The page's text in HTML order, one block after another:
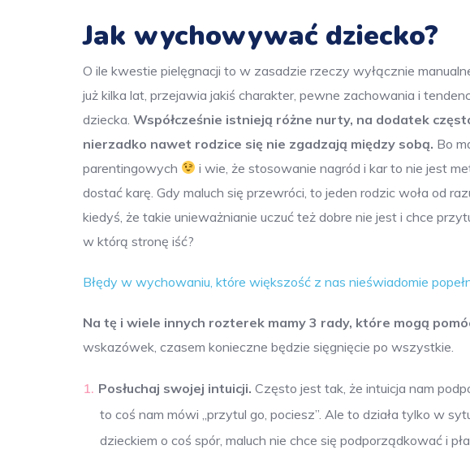
Jak wychowywać dziecko?
O ile kwestie pielęgnacji to w zasadzie rzeczy wyłącznie
już kilka lat, przejawia jakiś charakter, pewne zachowania i
dziecka. Współcześnie istnieją różne nurty, na dodatek
nierzadko nawet rodzice się nie zgadzają między sobą. Bo
parentingowych
i wie, że stosowanie nagród i kar to nie jest
dostać karę. Gdy maluch się przewróci, to jeden rodzic woła od
kiedyś, że takie unieważnianie uczuć też dobre nie jest i chce
w którą stronę iść?
Błędy w wychowaniu, które większość z nas nieświadomie
Na tę i wiele innych rozterek mamy 3 rady, które mogą
wskazówek, czasem konieczne będzie sięgnięcie po wszystkie.
Posłuchaj swojej intuicji. Często jest tak, że intuicja nam
to coś nam mówi „przytul go, pociesz”. Ale to działa tylko w
dzieckiem o coś spór, maluch nie chce się podporządkować i